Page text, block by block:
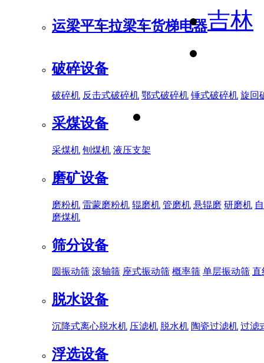
运梁平车拉梁车货梯电器
破碎设备
破碎机 反击式破碎机 鄂式破碎机 锤式破碎机 旋回
采煤设备
采煤机 刨煤机 液压支架
磨矿设备
磨粉机 雷蒙磨粉机 辊磨机 管磨机 悬辊磨 研磨机
磨煤机
筛分设备
圆振动筛 滚轴筛 座式振动筛 概率筛 单层振动筛 直
脱水设备
沉降式离心脱水机 压滤机 脱水机 陶瓷过滤机 过滤
浮选设备
吉林